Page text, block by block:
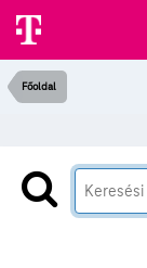
Főoldal